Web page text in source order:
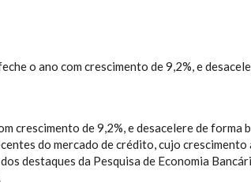
o ano com crescimento de 9,2%, e
crescimento de 9,2%, e desacelere de forma
do mercado de crédito, cujo crescimento
destaques da Pesquisa de Economia